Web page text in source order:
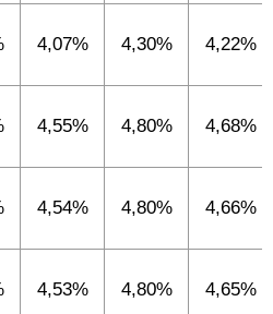
4,07% 4,30% 4,22%
4,55% 4,80% 4,68%
4,54% 4,80% 4,66%
4,53% 4,80% 4,65%